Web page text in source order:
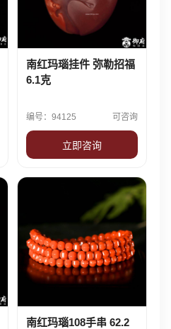
南红玛瑙挂件 弥勒招福
6.1克
编号：94125 可咨询
立即咨询
南红玛瑙108手串 62.2